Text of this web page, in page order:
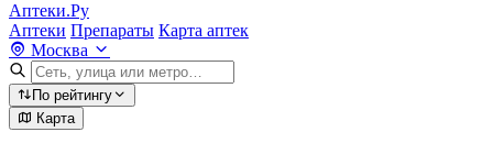
Аптеки.Ру
Аптеки Препараты Карта аптек
Москва
По рейтингу
Карта